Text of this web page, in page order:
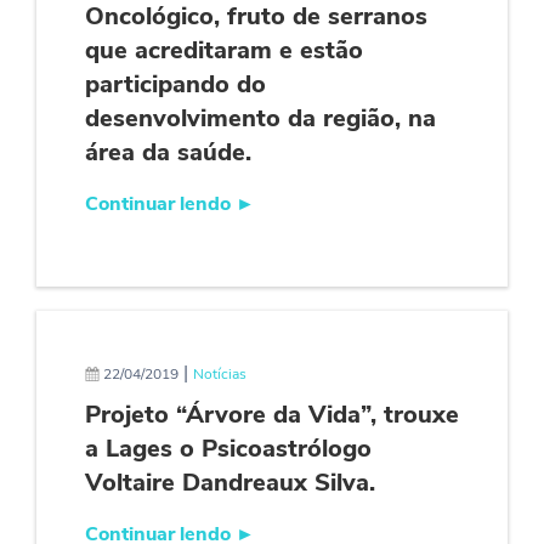
Oncológico, fruto de serranos
que acreditaram e estão
participando do
desenvolvimento da região, na
área da saúde.
Continuar lendo ►
22/04/2019 | Notícias
Projeto “Árvore da Vida”, trouxe
a Lages o Psicoastrólogo
Voltaire Dandreaux Silva.
Continuar lendo ►